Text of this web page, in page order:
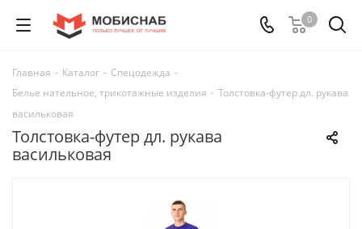
0
Главная - Каталог - Спецодежда -
Белье нательное, трикотажные изделия - Толстовка-футер дл. рукава
васильковая
Толстовка-футер дл. рукава
васильковая